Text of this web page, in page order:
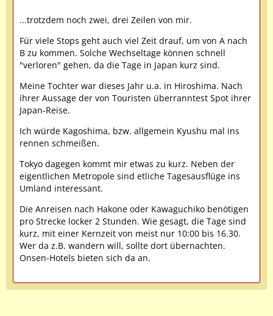
...trotzdem noch zwei, drei Zeilen von mir.
Für viele Stops geht auch viel Zeit drauf, um von A nach
B zu kommen. Solche Wechseltage können schnell
"verloren" gehen, da die Tage in Japan kurz sind.
Meine Tochter war dieses Jahr u.a. in Hiroshima. Nach
ihrer Aussage der von Touristen überranntest Spot ihrer
Japan-Reise.
Ich würde Kagoshima, bzw. allgemein Kyushu mal ins
rennen schmeißen.
Tokyo dagegen kommt mir etwas zu kurz. Neben der
eigentlichen Metropole sind etliche Tagesausflüge ins
Umland interessant.
Die Anreisen nach Hakone oder Kawaguchiko benötigen
pro Strecke locker 2 Stunden. Wie gesagt, die Tage sind
kurz, mit einer Kernzeit von meist nur 10:00 bis 16.30.
Wer da z.B. wandern will, sollte dort übernachten.
Onsen-Hotels bieten sich da an.